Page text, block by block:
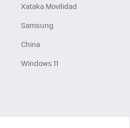
Xataka Movilidad
Samsung
China
Windows 11